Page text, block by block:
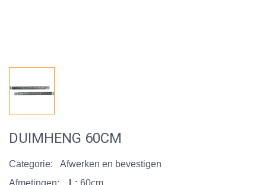
DUIMHENG 60CM
Categorie:
Afwerken en bevestigen
Afmetingen:
L: 60cm